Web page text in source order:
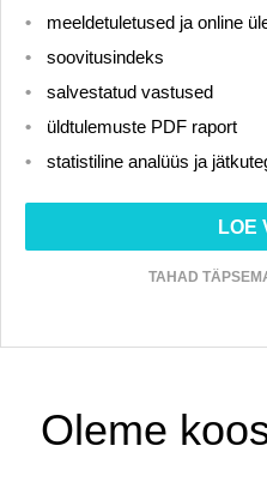
meeldetuletused ja online
soovitusindeks
salvestatud vastused
üldtulemuste PDF raport
statistiline analüüs ja
LOE
TAHAD
Oleme